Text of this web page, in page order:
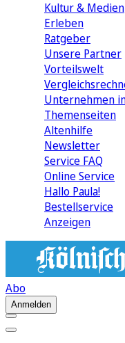
Kultur & Medien
Erleben
Ratgeber
Unsere Partner
Vorteilswelt
Unternehmen
Themenseiten
Altenhilfe
Newsletter
Service FAQ
Online Service
Hallo Paula!
Bestellservice
Anzeigen
Abo
Anmelden